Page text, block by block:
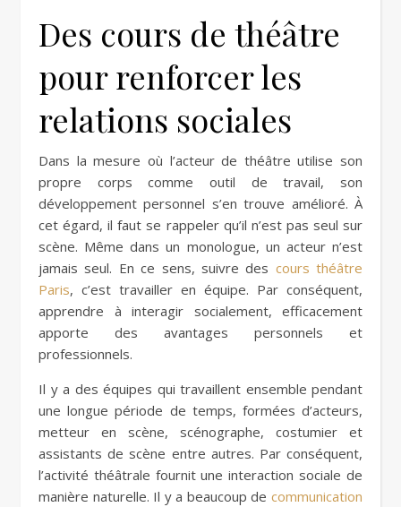
Des cours de théâtre
pour renforcer les
relations sociales
Dans la mesure où l’acteur de théâtre utilise son
propre corps comme outil de travail, son
développement personnel s’en trouve amélioré. À
cet égard, il faut se rappeler qu’il n’est pas seul sur
scène. Même dans un monologue, un acteur n’est
jamais seul. En ce sens, suivre des cours théâtre
Paris, c’est travailler en équipe. Par conséquent,
apprendre à interagir socialement, efficacement
apporte des avantages personnels et
professionnels.
Il y a des équipes qui travaillent ensemble pendant
une longue période de temps, formées d’acteurs,
metteur en scène, scénographe, costumier et
assistants de scène entre autres. Par conséquent,
l’activité théâtrale fournit une interaction sociale de
manière naturelle. Il y a beaucoup de communication